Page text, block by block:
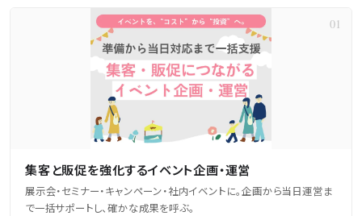
集客と販促を強化するイベント企画・運営
展示会・セミナー・キャンペーン・社内イベントに。企画から当日運営ま
で一括サポートし、確かな成果を呼ぶ。